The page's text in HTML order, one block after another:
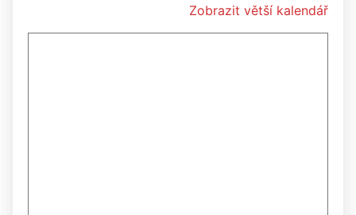
Zobrazit větší kalendář